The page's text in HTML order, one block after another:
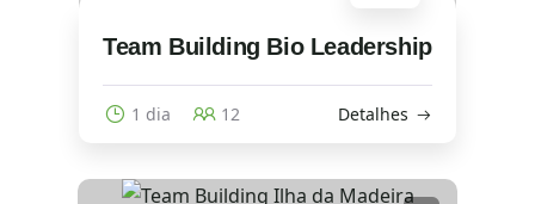
Team Building Bio Leadership
1 dia 12 Detalhes